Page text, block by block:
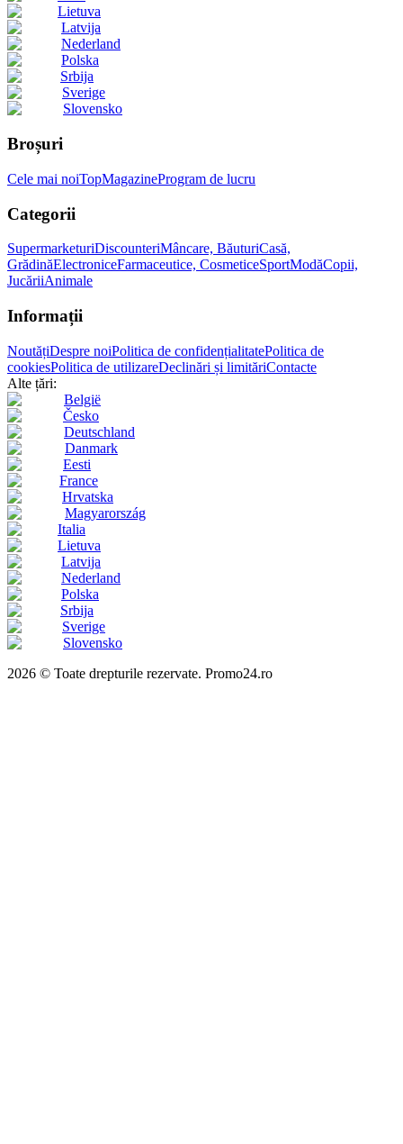
Lietuva
Latvija
Nederland
Polska
Srbija
Sverige
Slovensko
Broșuri
Cele mai noiTopMagazineProgram de lucru
Categorii
SupermarketuriDiscounteriMâncare, BăuturiCasă,
GrădinăElectroniceFarmaceutice, CosmeticeSportModăCopii,
JucăriiAnimale
Informații
NoutățiDespre noiPolitica de confidențialitatePolitica de
cookiesPolitica de utilizareDeclinări și limităriContacte
Alte țări:
België
Česko
Deutschland
Danmark
Eesti
France
Hrvatska
Magyarország
Italia
Lietuva
Latvija
Nederland
Polska
Srbija
Sverige
Slovensko
2026 © Toate drepturile rezervate. Promo24.ro